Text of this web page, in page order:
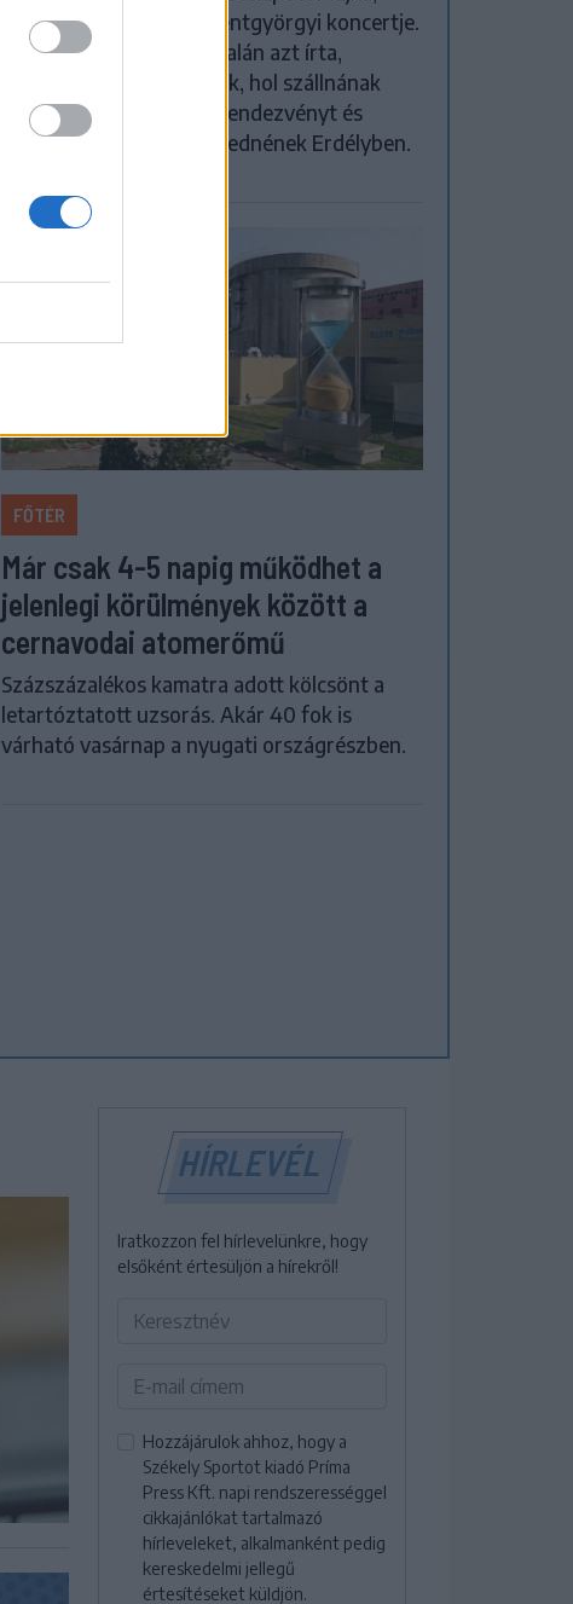
ezért elmarad a sepsiszentgyörgyi koncertje.
Az előadó közösségi oldalán azt írta,
ismeretlenek azt is tudják, hol szállnának
meg, kik biztosítanák a rendezvényt és
milyen útvonalon közlekednének Erdélyben.
FŐTÉR
Már csak 4-5 napig működhet a
jelenlegi körülmények között a
cernavodai atomerőmű
Százszázalékos kamatra adott kölcsönt a
letartóztatott uzsorás. Akár 40 fok is
várható vasárnap a nyugati országrészben.
HÍRLEVÉL
Iratkozzon fel hírlevelünkre, hogy
elsőként értesüljön a hírekről!
Hozzájárulok ahhoz, hogy a
Székely Sportot kiadó Príma
Press Kft. napi rendszerességgel
cikkajánlókat tartalmazó
hírleveleket, alkalmanként pedig
kereskedelmi jellegű
értesítéseket küldjön.